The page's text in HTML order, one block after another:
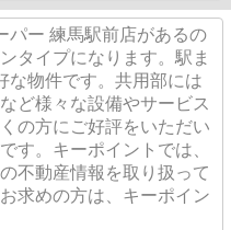
パー 練馬駅前店があるの
タイプになります。駅ま
な物件です。共用部には
ど様々な設備やサービス
の方にご好評をいただい
す。キーポイントでは、
不動産情報を取り扱って
求めの方は、キーポイン